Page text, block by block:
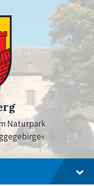
Naturpark